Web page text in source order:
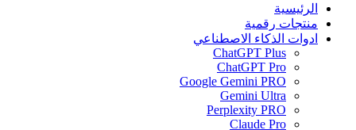
الرئيسية
منتجات رقمية
ادوات الذكاء الاصطناعي
ChatGPT Plus
ChatGPT Pro
Google Gemini PRO
Gemini Ultra
Perplexity PRO
Claude Pro